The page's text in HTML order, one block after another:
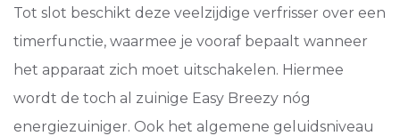
Tot slot beschikt deze veelzijdige verfrisser over een
timerfunctie, waarmee je vooraf bepaalt wanneer
het apparaat zich moet uitschakelen. Hiermee
wordt de toch al zuinige Easy Breezy nóg
energiezuiniger. Ook het algemene geluidsniveau